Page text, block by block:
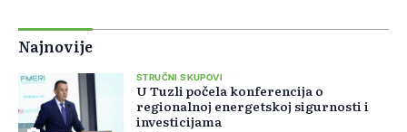
Najnovije
STRUČNI SKUPOVI
U Tuzli počela konferencija o
regionalnoj energetskoj sigurnosti i
investicijama